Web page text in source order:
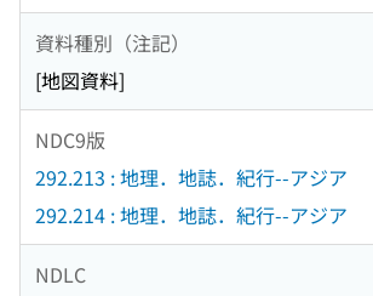
資料種別（注記）
[地図資料]
NDC9版
292.213 : 地理．地誌．紀行--アジア
292.214 : 地理．地誌．紀行--アジア
NDLC